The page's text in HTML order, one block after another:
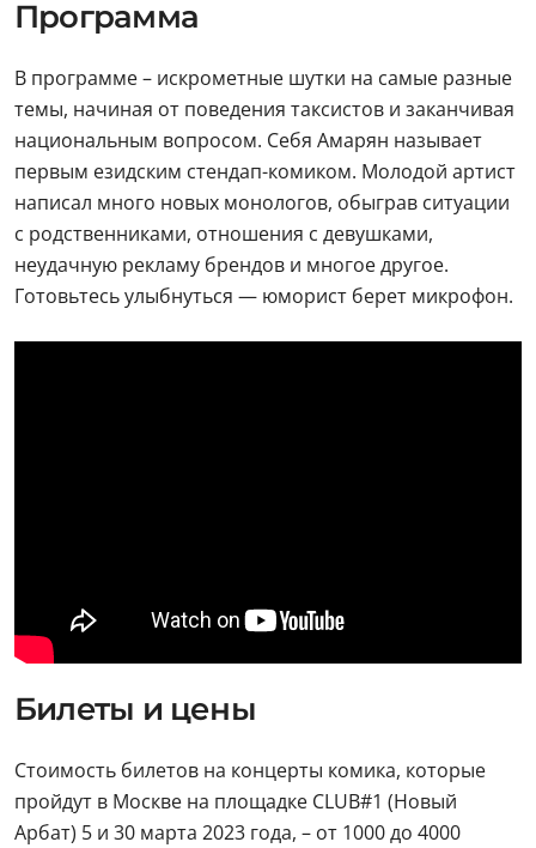
Программа
В программе – искрометные шутки на самые разные
темы, начиная от поведения таксистов и заканчивая
национальным вопросом. Себя Амарян называет
первым езидским стендап-комиком. Молодой артист
написал много новых монологов, обыграв ситуации
с родственниками, отношения с девушками,
неудачную рекламу брендов и многое другое.
Готовьтесь улыбнуться — юморист берет микрофон.
Билеты и цены
Стоимость билетов на концерты комика, которые
пройдут в Москве на площадке CLUB#1 (Новый
Арбат) 5 и 30 марта 2023 года, – от 1000 до 4000